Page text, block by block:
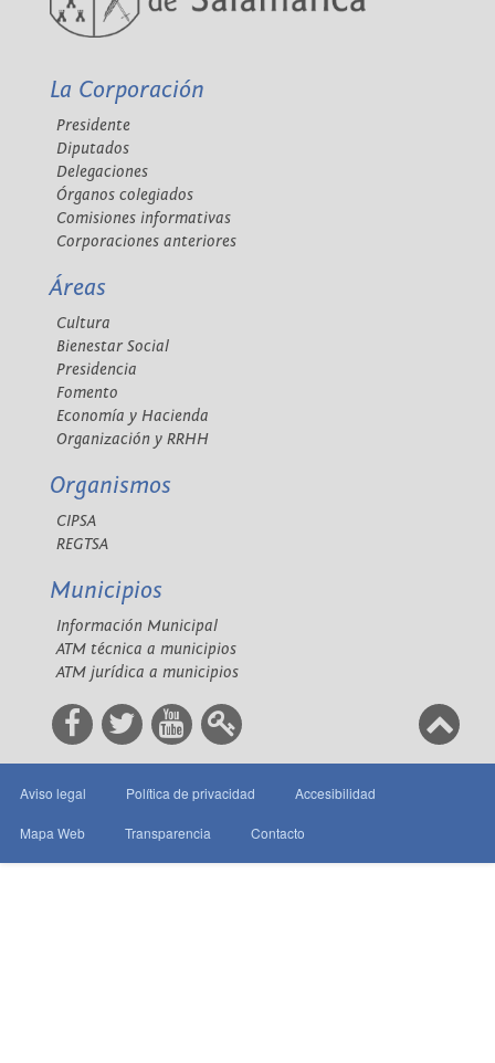
La Corporación
Presidente
Diputados
Delegaciones
Órganos colegiados
Comisiones informativas
Corporaciones anteriores
Áreas
Cultura
Bienestar Social
Presidencia
Fomento
Economía y Hacienda
Organización y RRHH
Organismos
CIPSA
REGTSA
Municipios
Información Municipal
ATM técnica a municipios
ATM jurídica a municipios
Aviso legal Política de privacidad Accesibilidad
Mapa Web Transparencia Contacto